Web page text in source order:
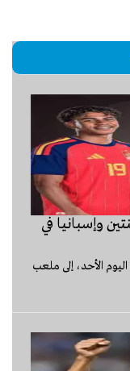
وإسبانيا في
الأحد، إلى ملعب